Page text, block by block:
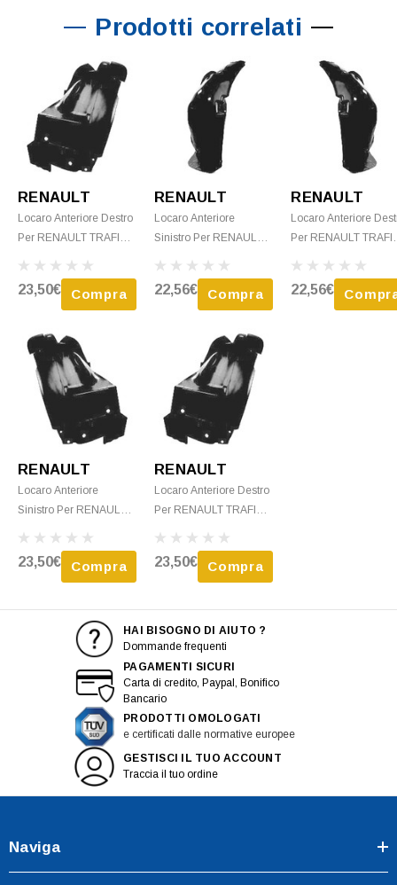
Prodotti correlati
RENAULT
Locaro Anteriore Destro
Per RENAULT TRAFIC II
P/Posteriore Nuovo
23,50€ Compra
RENAULT
Locaro Anteriore
Sinistro Per RENAULT
P/ Anteriore Nuovo
22,56€ Compra
RENAULT
Locaro Anteriore
Per RENAULT
Anteriore Nuovo
22,56€
RENAULT
Locaro Anteriore
Sinistro Per RENAULT
2014 P/Posteriore
Nuovo
23,50€ Compra
RENAULT
Locaro Anteriore Destro
Per RENAULT TRAFIC
P/Posteriore Nuovo
23,50€ Compra
HAI BISOGNO DI AIUTO ?
Dommande frequenti
PAGAMENTI SICURI
Carta di credito, Paypal, Bonifico
Bancario
PRODOTTI OMOLOGATI
e certificati dalle normative europee
GESTISCI IL TUO ACCOUNT
Traccia il tuo ordine
Naviga